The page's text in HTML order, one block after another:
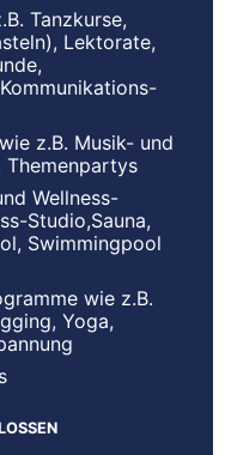
Tanzkurse,
Lektorate,
z.B. Musik- und
Themenpartys
Wellness-
Studio,Sauna,
Swimmingpool
wie z.B.
Yoga,